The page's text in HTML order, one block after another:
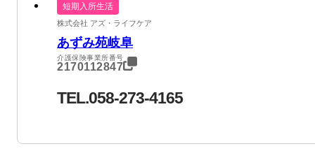
短期入所生活
株式会社 アズ・ライフケア
あずみ苑岐阜
介護保険事業所番号
2170112847
TEL.058-273-4165